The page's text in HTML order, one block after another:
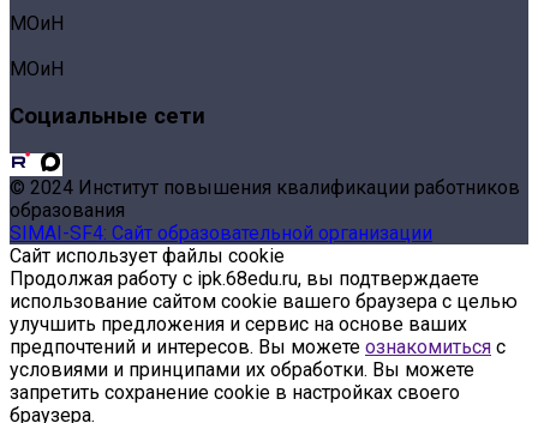
МОиН
МОиН
Социальные сети
© 2024 Институт повышения квалификации работников
образования
SIMAI-SF4: Сайт образовательной организации
Сайт использует файлы cookie
Продолжая работу с ipk.68edu.ru, вы подтверждаете
использование сайтом cookie вашего браузера с целью
улучшить предложения и сервис на основе ваших
предпочтений и интересов. Вы можете ознакомиться с
условиями и принципами их обработки. Вы можете
запретить сохранение cookie в настройках своего
браузера.